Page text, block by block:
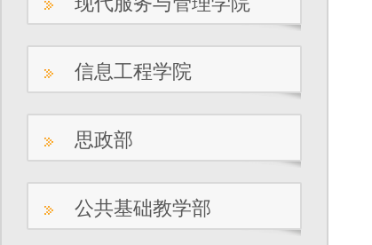
信息工程学院
思政部
公共基础教学部